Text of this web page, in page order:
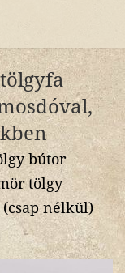
bútor
tölgy
(csap nélkül)